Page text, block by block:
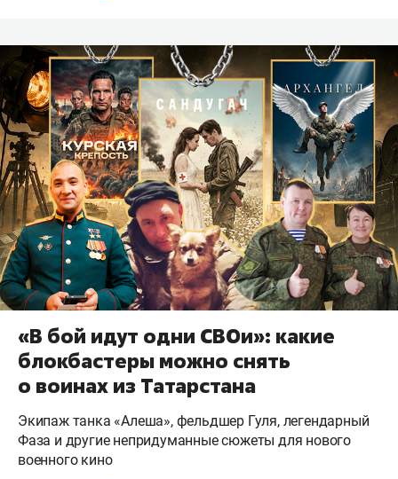
«В бой идут одни СВОи»: какие
блокбастеры можно снять
о воинах из Татарстана
Экипаж танка «Алеша», фельдшер Гуля, легендарный
Фаза и другие непридуманные сюжеты для нового
военного кино